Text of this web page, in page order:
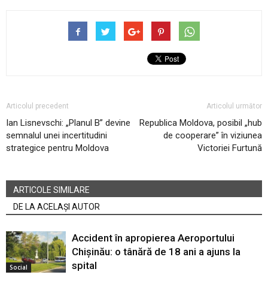
Articolul precedent
Ian Lisnevschi: „Planul B” devine
semnalul unei incertitudini
strategice pentru Moldova
Articolul următor
Republica Moldova, posibil „hub
de cooperare” în viziunea
Victoriei Furtună
ARTICOLE SIMILARE
DE LA ACELAȘI AUTOR
Social
Accident în apropierea Aeroportului
Chișinău: o tânără de 18 ani a ajuns la
spital